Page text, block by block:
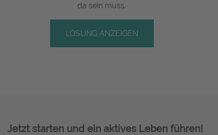
da sein muss.
LÖSUNG ANZEIGEN
Jetzt starten und ein aktives Leben führen!